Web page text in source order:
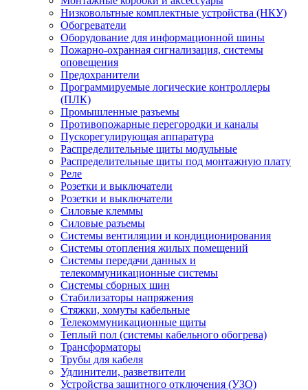
Низковольтные комплектные устройства (НКУ)
Обогреватели
Оборудование для информационной шины
Пожарно-охранная сигнализация, системы
оповещения
Предохранители
Программируемые логические контроллеры
(ПЛК)
Промышленные разъемы
Противопожарные перегородки и каналы
Пускорегулирующая аппаратура
Распределительные щиты модульные
Распределительные щиты под монтажную плату
Реле
Розетки и выключатели
Розетки и выключатели
Силовые клеммы
Силовые разъемы
Системы вентиляции и кондиционирования
Системы отопления жилых помещений
Системы передачи данных и
телекоммуникационные системы
Системы сборных шин
Стабилизаторы напряжения
Стяжки, хомуты кабельные
Телекоммуникационные щиты
Теплый пол (системы кабельного обогрева)
Трансформаторы
Трубы для кабеля
Удлинители, разветвители
Устройства защитного отключения (УЗО)